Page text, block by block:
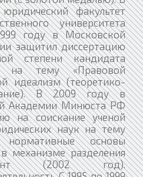
факультет
университета
году в Московской
защитил диссертацию
степени кандидата
на тему «Правовой
идеализм (теоретико-
В 2009 году в
Академии Минюста РФ
на соискание ученой
наук на тему
нормативные основы
механизме разделения
(2002 год).